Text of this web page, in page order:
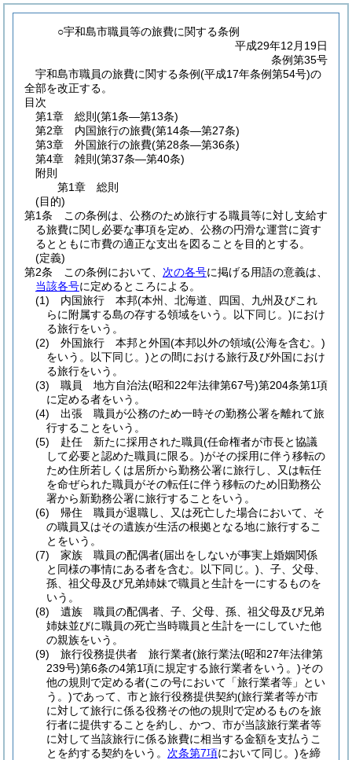
○宇和島市職員等の旅費に関する条例
平成29年12月19日
条例第35号
宇和島市職員の旅費に関する条例(平成17年条例第54号)の
全部を改正する。
目次
第1章
総則 (第1条―第13条)
第2章
内国旅行の旅費(第14条―第27条)
第3章
外国旅行の旅費(第28条―第36条)
第4章
雑則 (第37条―第40条)
附則
第1章
総則
(目的)
第1条
この条例は、公務のため旅行する職員等に対し支給す
る旅費に関し必要な事項を定め、公務の円滑な運営に資す
るとともに市費の適正な支出を図ることを目的とする。
(定義)
第2条
この条例において、 次の各号に掲げる用語の意義は、
当該各号に定めるところによる。
(1)
内国旅行 本邦(本州、北海道、四国、九州及びこれ
らに附属する島の存する領域をいう。以下同じ。)におけ
る旅行をいう。
(2)
外国旅行 本邦と外国(本邦以外の領域(公海を含む。)
をいう。以下同じ。)との間における旅行及び外国におけ
る旅行をいう。
(3)
職員 地方自治法(昭和22年法律第67号)第204条第1項
に定める者をいう。
(4)
出張 職員が公務のため一時その勤務公署を離れて旅
行することをいう。
(5)
赴任 新たに採用された職員(任命権者が市長と協議
して必要と認めた職員に限る。)がその採用に伴う移転の
ため住所若しくは居所から勤務公署に旅行し、又は転任
を命ぜられた職員がその転任に伴う移転のため旧勤務公
署から新勤務公署に旅行することをいう。
(6)
帰住 職員が退職し、又は死亡した場合において、そ
の職員又はその遺族が生活の根拠となる地に旅行するこ
とをいう。
(7)
家族 職員の配偶者(届出をしないが事実上婚姻関係
と同様の事情にある者を含む。以下同じ。) 、子、父母、
孫、祖父母及び兄弟姉妹で職員と生計を一にするものを
いう。
(8)
遺族 職員の配偶者、子、父母、孫、祖父母及び兄弟
姉妹並びに職員の死亡当時職員と生計を一にしていた他
の親族をいう。
(9)
旅行役務提供者 旅行業者(旅行業法(昭和27年法律第
239号)第6条の4第1項に規定する旅行業者をいう。)その
他の規則で定める者(この号において「旅行業者等」とい
う。)であって、市と旅行役務提供契約(旅行業者等が市
に対して旅行に係る役務その他の規則で定めるものを旅
行者に提供することを約し、かつ、市が当該旅行業者等
に対して当該旅行に係る旅費に相当する金額を支払うこ
とを約する契約をいう。 次条第7項において同じ。)を締